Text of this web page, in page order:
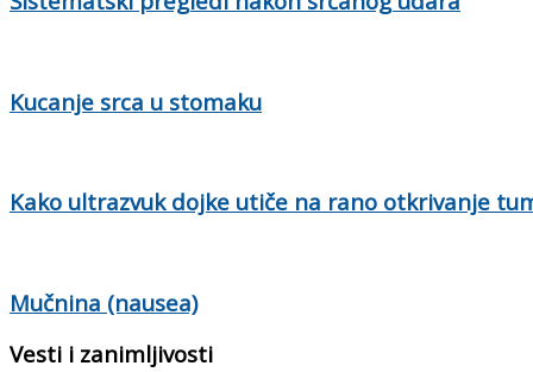
Kucanje srca u stomaku
Kako ultrazvuk dojke utiče na rano otkrivanje
Mučnina (nausea)
Vesti i zanimljivosti